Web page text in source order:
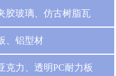
胶玻璃、仿古树脂瓦
、铝型材
克力、透明PC耐力板